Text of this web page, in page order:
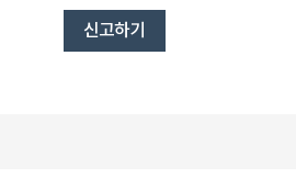
신고하기